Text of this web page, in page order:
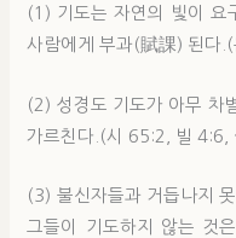
(1) 기도는 자연의 빛이 요
사람에게 부과(賦課) 된다
(2) 성경도 기도가 아무 차
가르친다.(시 65:2, 빌 4:6,
(3) 불신자들과 거듭나지
그들이 기도하지 않는 것